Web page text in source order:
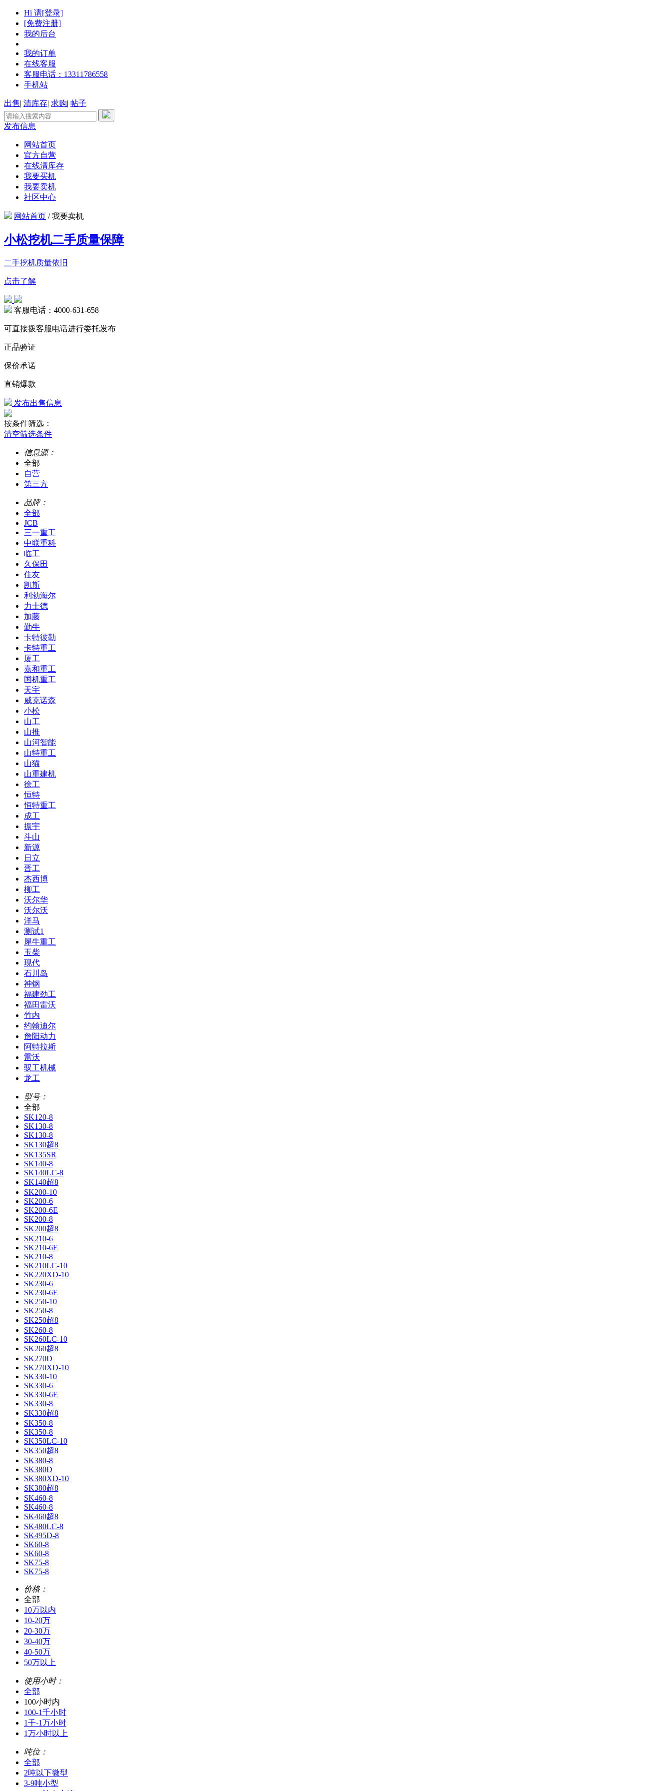
Hi 请[登录]
[免费注册]
我的后台
我的订单
在线客服
客服电话：13311786558
手机站
出售| 清库存| 求购| 帖子
发布信息
网站首页
官方自营
在线清库存
我要买机
我要卖机
社区中心
网站首页 /我要卖机
小松挖机二手质量保障
二手挖机质量依旧
点击了解
客服电话：4000-631-658
可直接拨客服电话进行委托发布
正品验证
保价承诺
直销爆款
发布出售信息
按条件筛选：
清空筛选条件
信息源：
全部
自营
第三方
品牌：
全部
JCB
三一重工
中联重科
临工
久保田
住友
凯斯
利勃海尔
力士德
加藤
勤牛
卡特彼勒
卡特重工
厦工
嘉和重工
国机重工
天宇
威克诺森
小松
山工
山推
山河智能
山特重工
山猫
山重建机
徐工
恒特
恒特重工
成工
振宇
斗山
新源
日立
晋工
杰西博
柳工
沃尔华
沃尔沃
洋马
测试1
犀牛重工
玉柴
现代
石川岛
神钢
福建劲工
福田雷沃
竹内
约翰迪尔
詹阳动力
阿特拉斯
雷沃
驭工机械
龙工
型号：
全部
SK120-8
SK130-8
SK130-8
SK130超8
SK135SR
SK140-8
SK140LC-8
SK140超8
SK200-10
SK200-6
SK200-6E
SK200-8
SK200超8
SK210-6
SK210-6E
SK210-8
SK210LC-10
SK220XD-10
SK230-6
SK230-6E
SK250-10
SK250-8
SK250超8
SK260-8
SK260LC-10
SK260超8
SK270D
SK270XD-10
SK330-10
SK330-6
SK330-6E
SK330-8
SK330超8
SK350-8
SK350-8
SK350LC-10
SK350超8
SK380-8
SK380D
SK380XD-10
SK380超8
SK460-8
SK460-8
SK460超8
SK480LC-8
SK495D-8
SK60-8
SK60-8
SK75-8
SK75-8
价格：
全部
10万以内
10-20万
20-30万
30-40万
40-50万
50万以上
使用小时：
全部
100小时内
100-1千小时
1千-1万小时
1万小时以上
吨位：
全部
2吨以下微型
3-9吨小型